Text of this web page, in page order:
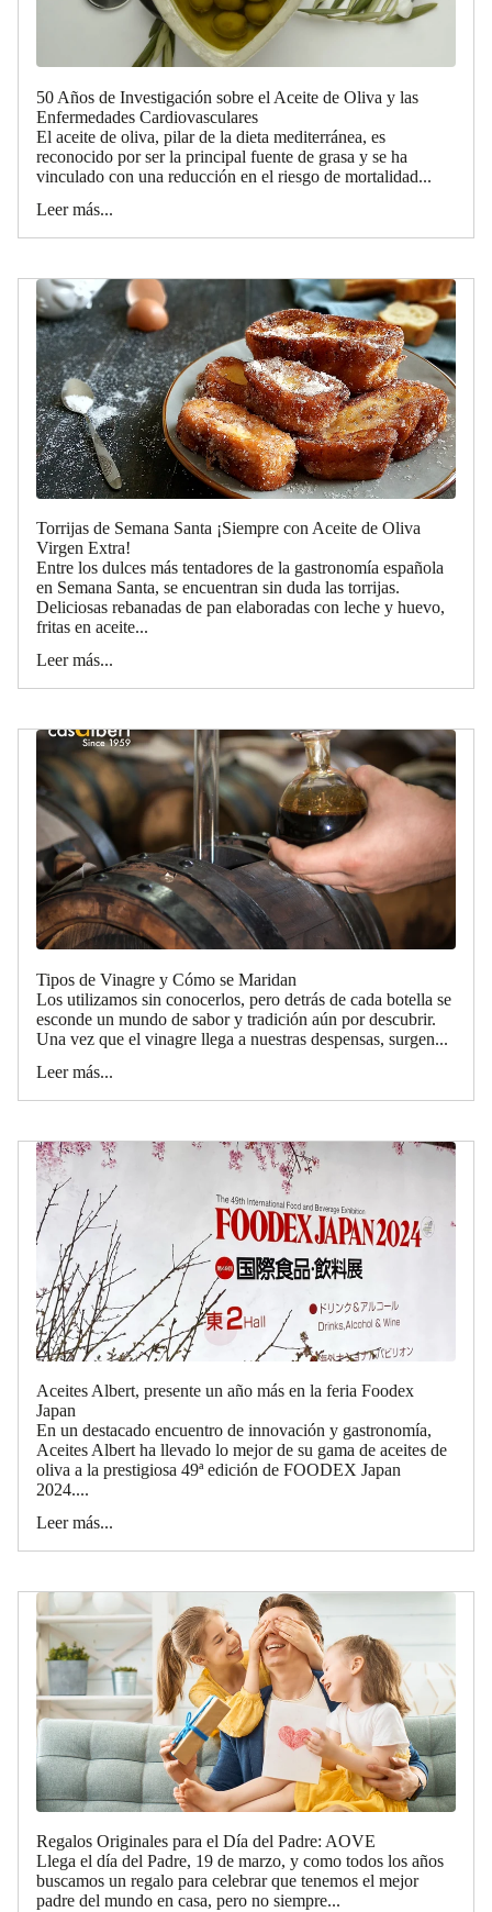
50 Años de Investigación sobre el Aceite de Oliva y las
Enfermedades Cardiovasculares
El aceite de oliva, pilar de la dieta mediterránea, es
reconocido por ser la principal fuente de grasa y se ha
vinculado con una reducción en el riesgo de mortalidad...
Leer más...
Torrijas de Semana Santa ¡Siempre con Aceite de Oliva
Virgen Extra!
Entre los dulces más tentadores de la gastronomía española
en Semana Santa, se encuentran sin duda las torrijas.
Deliciosas rebanadas de pan elaboradas con leche y huevo,
fritas en aceite...
Leer más...
Tipos de Vinagre y Cómo se Maridan
Los utilizamos sin conocerlos, pero detrás de cada botella se
esconde un mundo de sabor y tradición aún por descubrir.
Una vez que el vinagre llega a nuestras despensas, surgen...
Leer más...
Aceites Albert, presente un año más en la feria Foodex
Japan
En un destacado encuentro de innovación y gastronomía,
Aceites Albert ha llevado lo mejor de su gama de aceites de
oliva a la prestigiosa 49ª edición de FOODEX Japan
2024....
Leer más...
Regalos Originales para el Día del Padre: AOVE
Llega el día del Padre, 19 de marzo, y como todos los años
buscamos un regalo para celebrar que tenemos el mejor
padre del mundo en casa, pero no siempre...